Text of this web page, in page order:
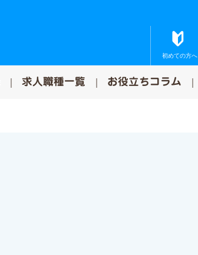
初めての方へ
求人職種一覧 お役立ちコラム